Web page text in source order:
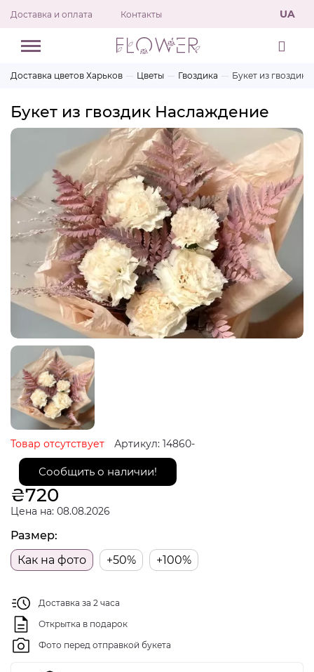
Доставка и оплата Контакты UA
Доставка цветов Харьков Цветы Гвоздика Букет из гвоздик
Букет из гвоздик Наслаждение
Товар отсутствует Артикул: 14860-
₴720
Цена на: 08.08.2026
Сообщить о наличии!
Размер:
Как на фото
+50% +100%
Доставка за 2 часа
Открытка в подарок
Фото перед отправкой букета